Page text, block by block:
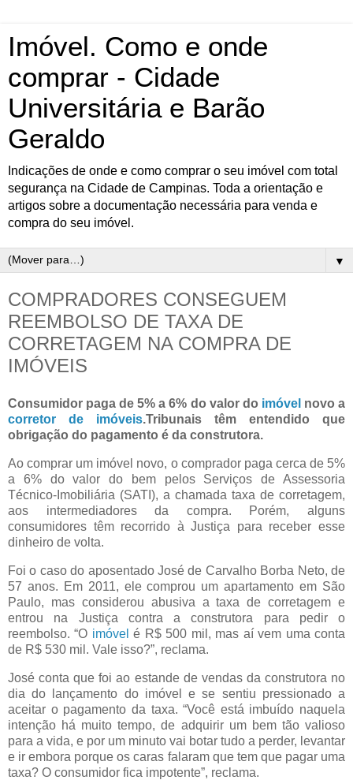
Imóvel. Como e onde
comprar - Cidade
Universitária e Barão
Geraldo
Indicações de onde e como comprar o seu imóvel com total
segurança na Cidade de Campinas. Toda a orientação e
artigos sobre a documentação necessária para venda e
compra do seu imóvel.
▼
COMPRADORES CONSEGUEM
REEMBOLSO DE TAXA DE
CORRETAGEM NA COMPRA DE
IMÓVEIS
Consumidor paga de 5% a 6% do valor do imóvel novo a
corretor de imóveis.Tribunais têm entendido que
obrigação do pagamento é da construtora.
Ao comprar um imóvel novo, o comprador paga cerca de 5%
a 6% do valor do bem pelos Serviços de Assessoria
Técnico-Imobiliária (SATI), a chamada taxa de corretagem,
aos intermediadores da compra. Porém, alguns
consumidores têm recorrido à Justiça para receber esse
dinheiro de volta.
Foi o caso do aposentado José de Carvalho Borba Neto, de
57 anos. Em 2011, ele comprou um apartamento em São
Paulo, mas considerou abusiva a taxa de corretagem e
entrou na Justiça contra a construtora para pedir o
reembolso. “O imóvel é R$ 500 mil, mas aí vem uma conta
de R$ 530 mil. Vale isso?”, reclama.
José conta que foi ao estande de vendas da construtora no
dia do lançamento do imóvel e se sentiu pressionado a
aceitar o pagamento da taxa. “Você está imbuído naquela
intenção há muito tempo, de adquirir um bem tão valioso
para a vida, e por um minuto vai botar tudo a perder, levantar
e ir embora porque os caras falaram que tem que pagar uma
taxa? O consumidor fica impotente”, reclama.